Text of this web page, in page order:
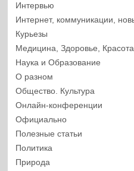
Интервью
Интернет, коммуникации,
Курьезы
Медицина, Здоровье, Красота
Наука и Образование
О разном
Общество. Культура
Онлайн-конференции
Официально
Полезные статьи
Политика
Природа